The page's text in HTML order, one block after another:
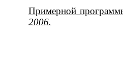
Примерной
2006.